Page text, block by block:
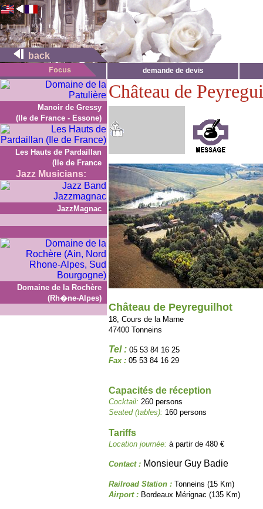
back
demande de devis
Manoir de Gressy
(Ile de France - Essone)
Les Hauts de Pardaillan
(Ile de France
Jazz Musicians:
JazzMagnac
Domaine de la Rochère
(Rh�ne-Alpes)
Château de
Château de Peyreguilhot
18, Cours de la Marne
47400 Tonneins
Tel : 05 53 84 16 25
Fax : 05 53 84 16 29
Capacités de réception
Cocktail: 260 persons
Seated (tables): 160 persons
Tariffs
Location journée: à partir de 480 €
Contact : Monsieur Guy Badie
Railroad Station : Tonneins (15 Km)
Airport : Bordeaux Mérignac (135 Km)